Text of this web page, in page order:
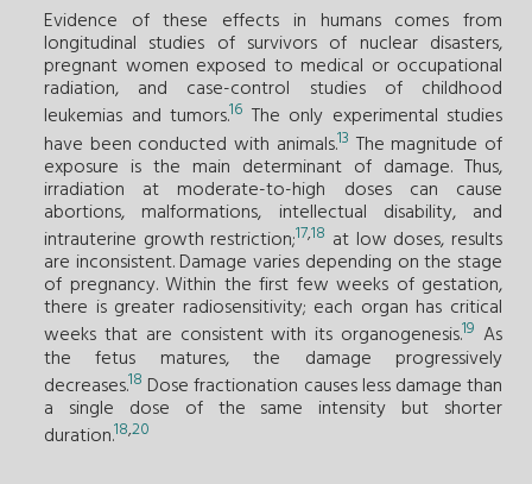
Evidence of these effects in humans comes from
longitudinal studies of survivors of nuclear disasters,
pregnant women exposed to medical or occupational
radiation, and case-control studies of childhood
leukemias and tumors.16 The only experimental studies
have been conducted with animals.13 The magnitude of
exposure is the main determinant of damage. Thus,
irradiation at moderate-to-high doses can cause
abortions, malformations, intellectual disability, and
intrauterine growth restriction;17,18 at low doses, results
are inconsistent. Damage varies depending on the stage
of pregnancy. Within the first few weeks of gestation,
there is greater radiosensitivity; each organ has critical
weeks that are consistent with its organogenesis.19 As
the fetus matures, the damage progressively
decreases.18 Dose fractionation causes less damage than
a single dose of the same intensity but shorter
duration.18,20